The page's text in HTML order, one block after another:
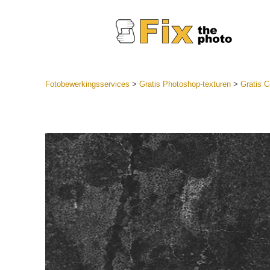
collecties
aanbieding
Mobiele
Fotobewerkingsservices > Gratis Photoshop-texturen> Gratis